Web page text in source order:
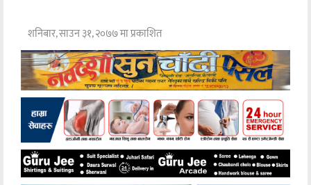
शनिबार, साउन ३१, २०७७ मा प्रकाशित